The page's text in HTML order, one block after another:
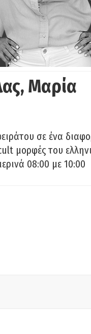
Μαρία
σε ένα
μορφές του
08:00 με 10:00